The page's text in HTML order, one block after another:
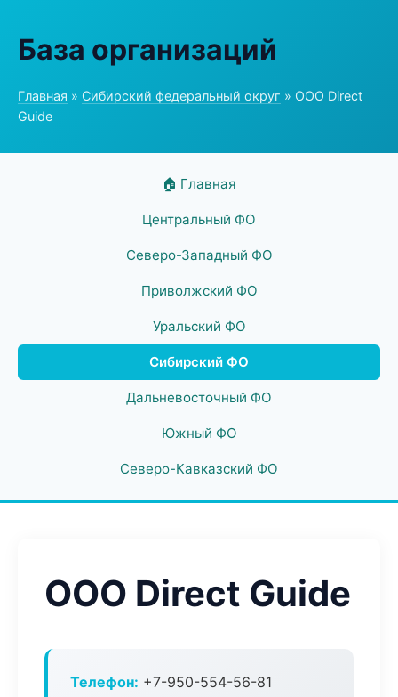
База организаций
Главная » Сибирский федеральный округ » ООО Direct
Guide
🏠 Главная
Центральный ФО
Северо-Западный ФО
Приволжский ФО
Уральский ФО
Сибирский ФО
Дальневосточный ФО
Южный ФО
Северо-Кавказский ФО
ООО Direct Guide
Телефон: +7-950-554-56-81